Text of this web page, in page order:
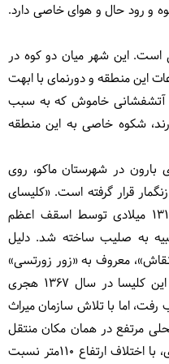
و رود حال و هوای خاصی دارد.
است. این شهر میان دو کوه در
این منطقه و دورنمای با ابهت
آتشفشانی خاموش که به سبب
شکوه خاصی به این منطقه
بارون در شهرستان ماکو، روی
قرار گرفته است. «کلیسای
زور زور» یا مریم مقدس در سال ۱۳۱۵ میلادی توسط اسقف اعظم
به صلیب ساخته شد. دلیل
معروف به «زور زورتسی»
است که اینجا را اداره می‌کرده است. این کلیسا در سال ۱۳۶۷ هجری
اما با تلاش سازمان میراث
مرتفع در همان مکان منتقل
شد. محل جدید آن در فاصله ۶۰۰ متری، با اختلاف ارتفاع ۱۱۰متر نسبت